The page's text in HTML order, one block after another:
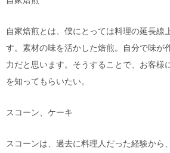
自家焙煎とは、僕にとっては料理の延長線
す。素材の味を活かした焙煎。自分で味が
力だと思います。そうすることで、お客様
を知ってもらいたい。
スコーン、ケーキ
スコーンは、過去に料理人だった経験から